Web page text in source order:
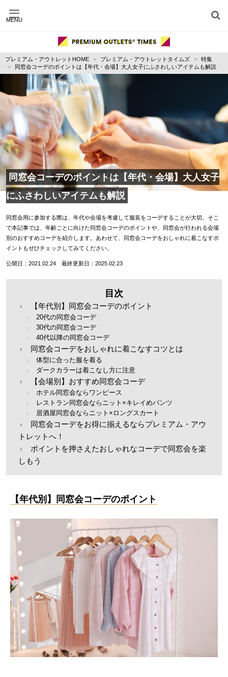
MENU
施設別に記事を探す
運営会社
利用規約
プライバシーポリシー
お問い合わせ
プレミアム・アウトレットHOME プレミアム・アウトレットタイムズ
特集
同窓会コーデのポイントは【年代・会場】大人女子にふさわしいアイテムも解説
同窓会コーデのポイントは【年代・会場】大人女子
にふさわしいアイテムも解説
同窓会用に参加する際は、年代や会場を考慮して服装をコーデすることが大切。そこ
で本記事では、年齢ごとに向けた同窓会コーデのポイントや、同窓会が行われる会場
別のおすすめコーデを紹介します。あわせて、同窓会コーデをおしゃれに着こなすポ
イントもぜひチェックしてみてください。
公開日：2021.02.24 最終更新日：2025.02.23
目次
【年代別】同窓会コーデのポイント
20代の同窓会コーデ
30代の同窓会コーデ
40代以降の同窓会コーデ
同窓会コーデをおしゃれに着こなすコツとは
体型に合った服を着る
ダークカラーは着こなし方に注意
【会場別】おすすめ同窓会コーデ
ホテル同窓会ならワンピース
レストラン同窓会ならニット×キレイめパンツ
居酒屋同窓会ならニット×ロングスカート
同窓会コーデをお得に揃えるならプレミアム・アウ
トレットへ！
ポイントを押さえたおしゃれなコーデで同窓会を楽
しもう
【年代別】同窓会コーデのポイント